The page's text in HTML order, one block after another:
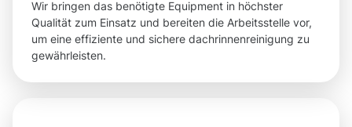
Wir bringen das benötigte Equipment in höchster
Qualität zum Einsatz und bereiten die Arbeitsstelle vor,
um eine effiziente und sichere dachrinnenreinigung zu
gewährleisten.